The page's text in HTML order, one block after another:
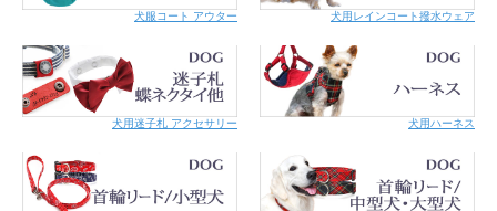
犬服コート アウター 犬用レインコート撥水ウェア
犬用迷子札 アクセサリー 犬用ハーネス